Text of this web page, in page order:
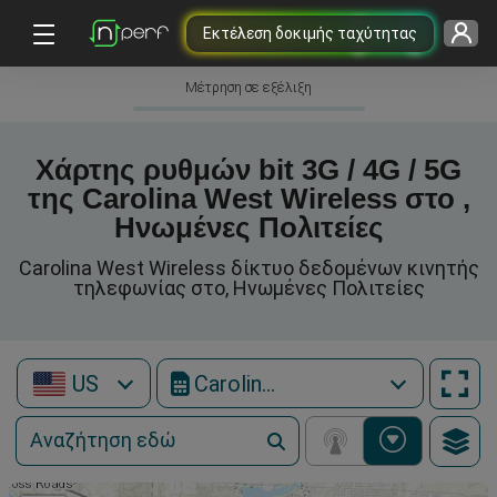
Εκτέλεση δοκιμής ταχύτητας
Μέτρηση σε εξέλιξη
Χάρτης ρυθμών bit 3G / 4G / 5G
της Carolina West Wireless στο ,
Ηνωμένες Πολιτείες
Carolina West Wireless δίκτυο δεδομένων κινητής
τηλεφωνίας στο, Ηνωμένες Πολιτείες
US Carolina West Wireless